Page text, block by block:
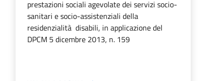
prestazioni sociali agevolate dei servizi socio-
sanitari e socio-assistenziali della
residenzialità disabili, in applicazione del
DPCM 5 dicembre 2013, n. 159